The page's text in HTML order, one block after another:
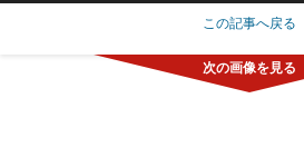
この記事へ戻る